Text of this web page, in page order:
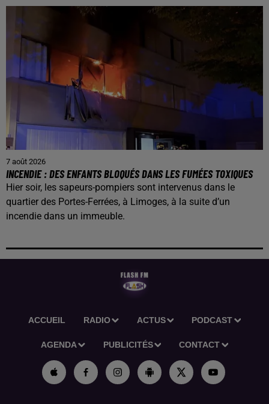
7 août 2026
INCENDIE : DES ENFANTS BLOQUÉS DANS LES FUMÉES TOXIQUES
Hier soir, les sapeurs-pompiers sont intervenus dans le
quartier des Portes-Ferrées, à Limoges, à la suite d’un
incendie dans un immeuble.
ACCUEIL RADIO ACTUS PODCAST
AGENDA PUBLICITÉS CONTACT